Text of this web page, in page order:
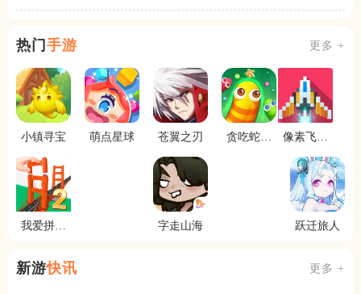
热门 手游 更多 +
小镇寻宝 萌点星球 苍翼之刃
贪吃蛇冒
像素飞机
我爱拼模
字走山海 跃迁旅人
新游快讯 更多 +